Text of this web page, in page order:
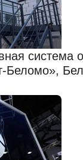
система